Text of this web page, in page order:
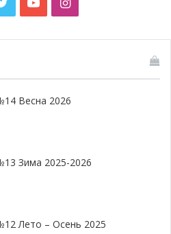
Весна 2026
Зима 2025-2026
Лето – Осень 2025